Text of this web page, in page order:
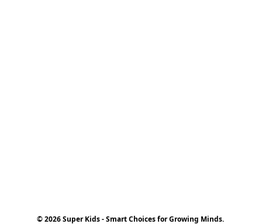
© 2026 Super Kids - Smart Choices for Growing Minds.